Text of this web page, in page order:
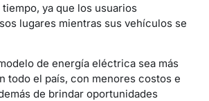
ya que los usuarios
lugares mientras sus vehículos se
de energía eléctrica sea más
todo el país, con menores costos e
de brindar oportunidades